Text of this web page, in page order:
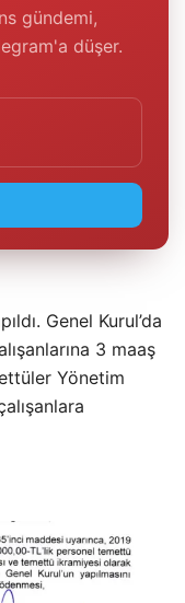
gündemi,
düşer.
Genel Kurul’da
3 maaş
Yönetim